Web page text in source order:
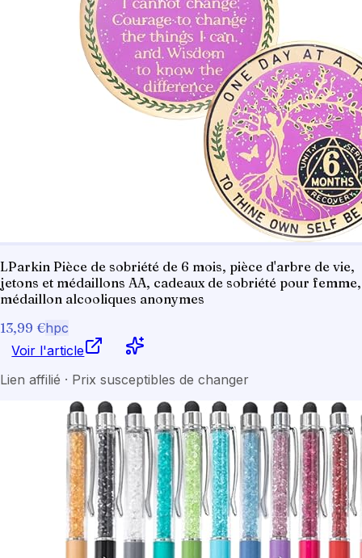
LParkin Pièce de sobriété de 6 mois, pièce d'arbre de vie,
jetons et médaillons AA, cadeaux de sobriété pour femme,
médaillon alcooliques anonymes
13,99 €hpc
Voir l'article
Lien affilié · Prix susceptibles de changer